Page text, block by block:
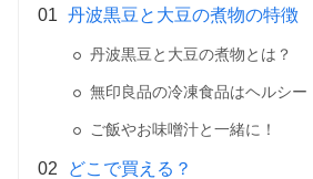
丹波黒豆と大豆の煮物の特徴
丹波黒豆と大豆の煮物とは？
無印良品の冷凍食品はヘルシー
ご飯やお味噌汁と一緒に！
どこで買える？